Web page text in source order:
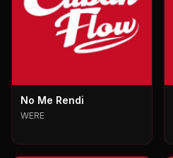
No Me Rendi
WERE